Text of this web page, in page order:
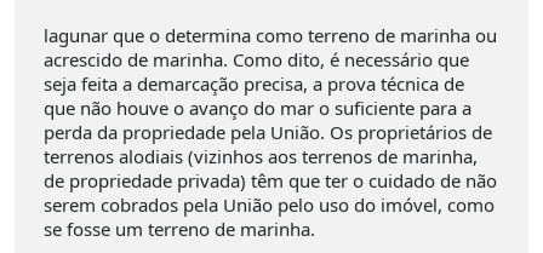
lagunar que o determina como terreno de marinha ou
acrescido de marinha. Como dito, é necessário que
seja feita a demarcação precisa, a prova técnica de
que não houve o avanço do mar o suficiente para a
perda da propriedade pela União. Os proprietários de
terrenos alodiais (vizinhos aos terrenos de marinha,
de propriedade privada) têm que ter o cuidado de não
serem cobrados pela União pelo uso do imóvel, como
se fosse um terreno de marinha.